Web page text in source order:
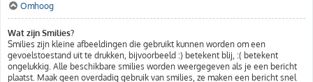
Omhoog
Wat zijn Smilies?
Smilies zijn kleine afbeeldingen die gebruikt kunnen worden om een
gevoelstoestand uit te drukken, bijvoorbeeld :) betekent blij, :( betekent
ongelukkig. Alle beschikbare smilies worden weergegeven als je een bericht
plaatst. Maak geen overdadig gebruik van smilies, ze maken een bericht snel